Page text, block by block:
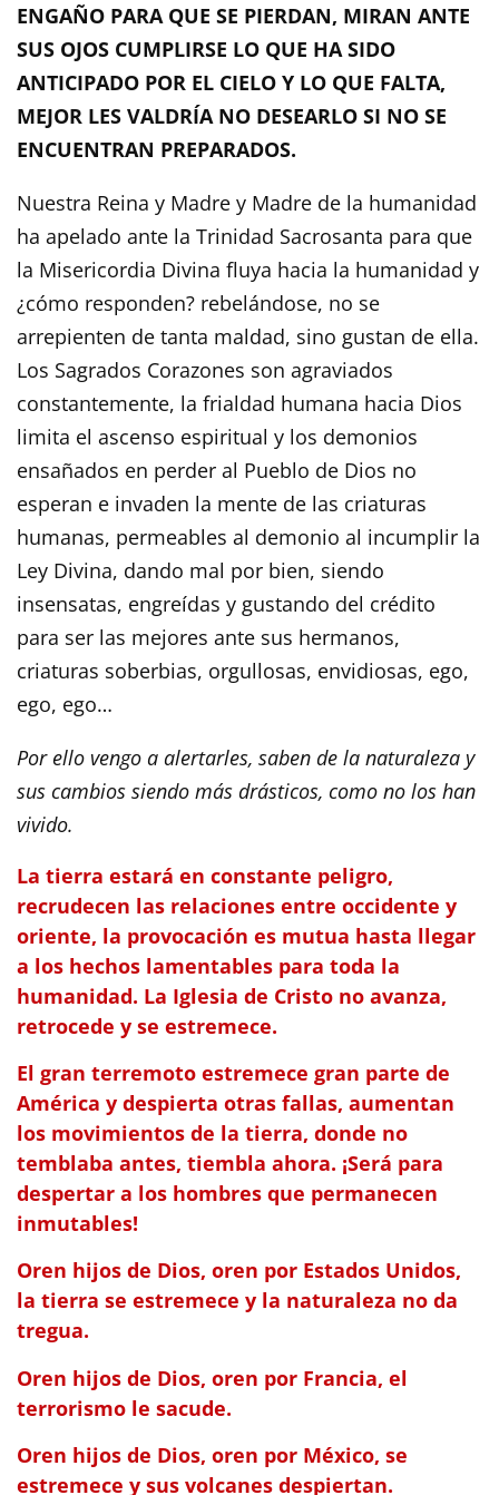
ENGAÑO PARA QUE SE PIERDAN, MIRAN ANTE
SUS OJOS CUMPLIRSE LO QUE HA SIDO
ANTICIPADO POR EL CIELO Y LO QUE FALTA,
MEJOR LES VALDRÍA NO DESEARLO SI NO SE
ENCUENTRAN PREPARADOS.
Nuestra Reina y Madre y Madre de la humanidad
ha apelado ante la Trinidad Sacrosanta para que
la Misericordia Divina fluya hacia la humanidad y
¿cómo responden? rebelándose, no se
arrepienten de tanta maldad, sino gustan de ella.
Los Sagrados Corazones son agraviados
constantemente, la frialdad humana hacia Dios
limita el ascenso espiritual y los demonios
ensañados en perder al Pueblo de Dios no
esperan e invaden la mente de las criaturas
humanas, permeables al demonio al incumplir la
Ley Divina, dando mal por bien, siendo
insensatas, engreídas y gustando del crédito
para ser las mejores ante sus hermanos,
criaturas soberbias, orgullosas, envidiosas, ego,
ego, ego…
Por ello vengo a alertarles, saben de la naturaleza y
sus cambios siendo más drásticos, como no los han
vivido.
La tierra estará en constante peligro,
recrudecen las relaciones entre occidente y
oriente, la provocación es mutua hasta llegar
a los hechos lamentables para toda la
humanidad. La Iglesia de Cristo no avanza,
retrocede y se estremece.
El gran terremoto estremece gran parte de
América y despierta otras fallas, aumentan
los movimientos de la tierra, donde no
temblaba antes, tiembla ahora. ¡Será para
despertar a los hombres que permanecen
inmutables!
Oren hijos de Dios, oren por Estados Unidos,
la tierra se estremece y la naturaleza no da
tregua.
Oren hijos de Dios, oren por Francia, el
terrorismo le sacude.
Oren hijos de Dios, oren por México, se
estremece y sus volcanes despiertan.